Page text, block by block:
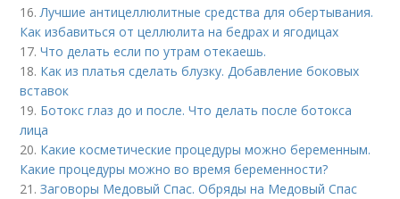
16.Лучшие антицеллюлитные средства для обертывания.
Как избавиться от целлюлита на бедрах и ягодицах
17.Что делать если по утрам отекаешь.
18. Как из платья сделать блузку. Добавление боковых
вставок
19. Ботокс глаз до и после. Что делать после ботокса
лица
20. Какие косметические процедуры можно беременным.
Какие процедуры можно во время беременности?
21.Заговоры Медовый Спас. Обряды на Медовый Спас